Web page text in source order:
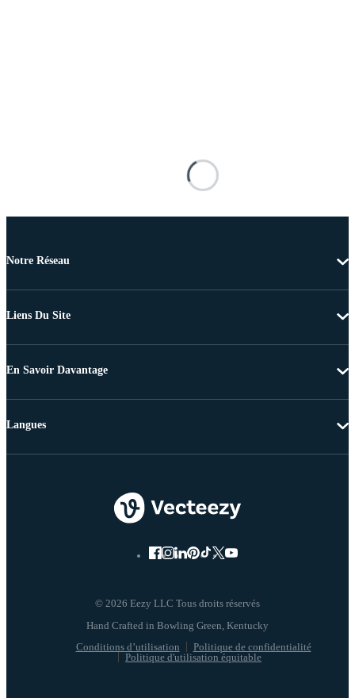
Notre Réseau
Liens Du Site
En Savoir Davantage
© 2026 Eezy LLC Tous droits réservés
Conditions d’utilisation
Politique de confidentialité
Politique d'utilisation équitable
Langues